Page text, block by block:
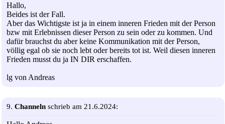
Hallo,
Beides ist der Fall.
Aber das Wichtigste ist ja in einem inneren Frieden mit der Person
bzw mit Erlebnissen dieser Person zu sein oder zu kommen. Und
dafür brauchst du aber keine Kommunikation mit der Person,
völlig egal ob sie noch lebt oder bereits tot ist. Weil diesen inneren
Frieden musst du ja IN DIR erschaffen.
lg von Andreas
9. Channeln schrieb am 21.6.2024: